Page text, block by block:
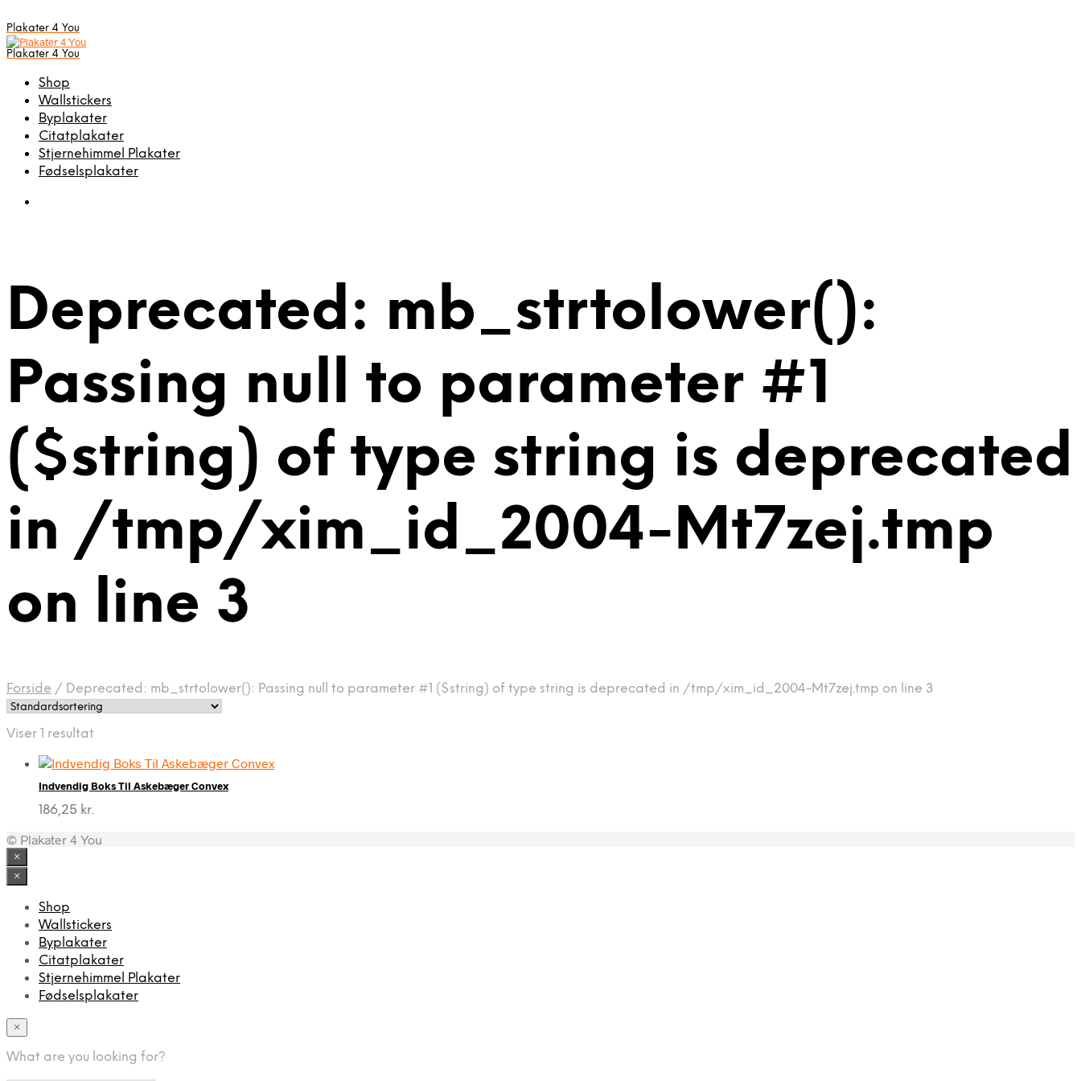
Plakater 4 You
Plakater 4 You
Shop
Wallstickers
Byplakater
Citatplakater
Stjernehimmel Plakater
Fødselsplakater
Deprecated: mb_strtolower():
Passing null to parameter #1
($string) of type string is deprecated
in /tmp/xim_id_2004-Mt7zej.tmp
on line 3
Forside / Deprecated: mb_strtolower(): Passing null to parameter #1 ($string) of type string is deprecated in /tmp/xim_id_2004-Mt7zej.tmp on line 3
Viser 1 resultat
Indvendig Boks Til Askebæger Convex
186,25 kr.
© Plakater 4 You
×
×
Shop
Wallstickers
Byplakater
Citatplakater
Stjernehimmel Plakater
Fødselsplakater
×
What are you looking for?